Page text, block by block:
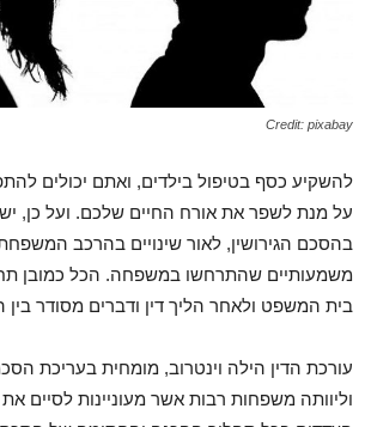
Credit: pixabay
להשקיע כסף בטיפול בילדים, ואתם יכולים
על מנת לשפר את אורח החיים שלכם. ועל כן, יש
בהסכם הגירושין, לאור שינויים בהרכב
משמעותיים שהתרחשו במשפחה. הכל כמובן
בית המשפט ולאחר הליך דין ודברים מסודר בין
עורכת הדין הילה וינטרוב, מומחית בעריכת
וליוותה משפחות רבות אשר מעוניינות לסיים